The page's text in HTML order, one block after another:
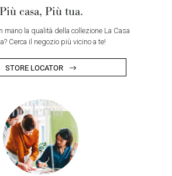
Più casa, Più tua.
mano la qualità della collezione La Casa
Cerca il negozio più vicino a te!
STORE LOCATOR